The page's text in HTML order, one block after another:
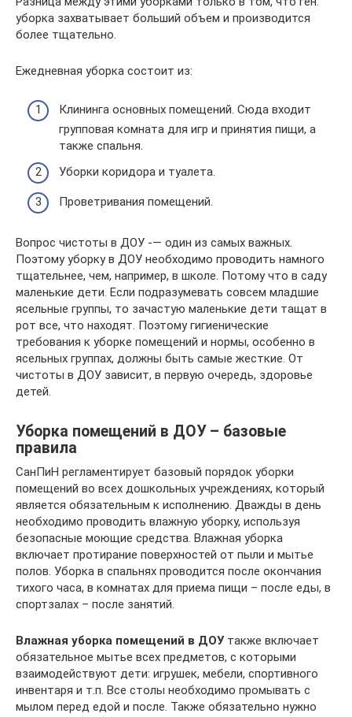
уборка захватывает больший объем и производится
более тщательно.
Ежедневная уборка состоит из:
Клининга основных помещений. Сюда входит
групповая комната для игр и принятия пищи, а
также спальня.
Уборки коридора и туалета.
Проветривания помещений.
Вопрос чистоты в ДОУ -— один из самых важных.
Поэтому уборку в ДОУ необходимо проводить намного
тщательнее, чем, например, в школе. Потому что в саду
маленькие дети. Если подразумевать совсем младшие
ясельные группы, то зачастую маленькие дети тащат в
рот все, что находят. Поэтому гигиенические
требования к уборке помещений и нормы, особенно в
ясельных группах, должны быть самые жесткие. От
чистоты в ДОУ зависит, в первую очередь, здоровье
детей.
Уборка помещений в ДОУ – базовые
правила
СанПиН регламентирует базовый порядок уборки
помещений во всех дошкольных учреждениях, который
является обязательным к исполнению. Дважды в день
необходимо проводить влажную уборку, используя
безопасные моющие средства. Влажная уборка
включает протирание поверхностей от пыли и мытье
полов. Уборка в спальнях проводится после окончания
тихого часа, в комнатах для приема пищи – после еды, в
спортзалах – после занятий.
Влажная уборка помещений в ДОУтакже включает
обязательное мытье всех предметов, с которыми
взаимодействуют дети: игрушек, мебели, спортивного
инвентаря и т.п. Все столы необходимо промывать с
мылом перед едой и после. Также обязательно нужно